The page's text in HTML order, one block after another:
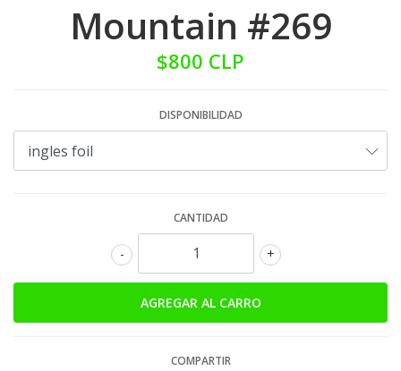
Mountain #269
$800 CLP
DISPONIBILIDAD
CANTIDAD
+
-
COMPARTIR